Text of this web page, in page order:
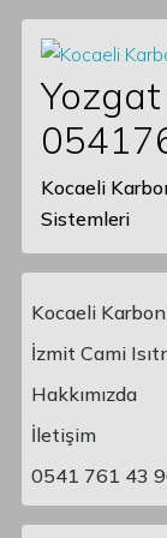
Kocaeli
Sistemleri
Main
Kocaeli
İzmit Cami
Hakkımızda
İletişim
0541 761 43